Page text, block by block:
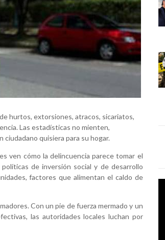
hurtos, extorsiones, atracos, sicariatos,
Las estadísticas no mienten,
quisiera para su hogar.
ven cómo la delincuencia parece tomar el
de inversión social y de desarrollo
factores que alimentan el caldo de
Con un pie de fuerza mermado y un
las autoridades locales luchan por